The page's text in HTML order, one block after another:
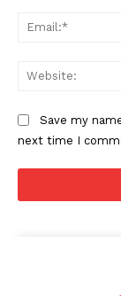
Save my
next time I